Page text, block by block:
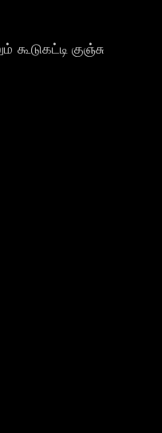
குஞ்சு